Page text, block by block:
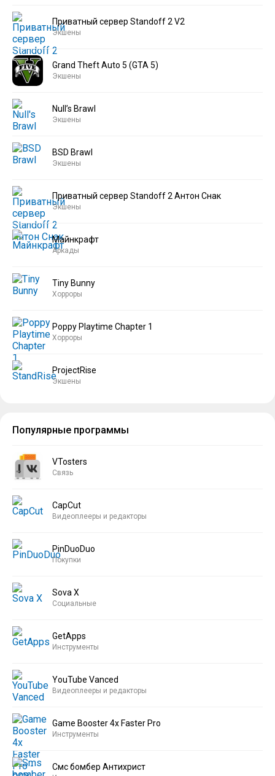
Приватный сервер Standoff 2 V2
Экшены
Grand Theft Auto 5 (GTA 5)
Экшены
Null’s Brawl
Экшены
BSD Brawl
Экшены
Приватный сервер Standoff 2 Антон Снак
Экшены
Майнкрафт
Аркады
Tiny Bunny
Хорроры
Poppy Playtime Chapter 1
Хорроры
ProjectRise
Экшены
Популярные программы
VTosters
Связь
CapCut
Видеоплееры и редакторы
PinDuoDuo
Покупки
Sova X
Социальные
GetApps
Инструменты
YouTube Vanced
Видеоплееры и редакторы
Game Booster 4x Faster Pro
Инструменты
Смс бомбер Антихрист